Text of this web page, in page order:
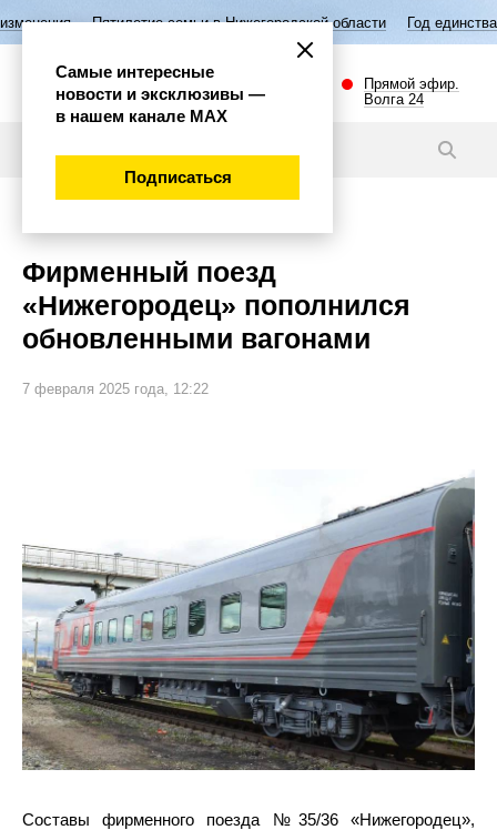
семьи в Нижегородской области Год единства народов
Прямой эфир.
Волга 24
Фирменный поезд
«Нижегородец» пополнился
обновленными вагонами
7 февраля 2025 года, 12:22
Составы фирменного поезда №35/36 «Нижегородец»,
Самые интересные
новости и эксклюзивы —
в нашем канале МАХ
Подписаться